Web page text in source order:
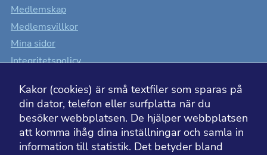
Medlemskap
Medlemsvillkor
Mina sidor
Integritetspolicy
Tillgänglighet
Kakor (cookies) är små textfiler som sparas på
din dator, telefon eller surfplatta när du
besöker webbplatsen. De hjälper webbplatsen
att komma ihåg dina inställningar och samla in
information till statistik. Det betyder bland